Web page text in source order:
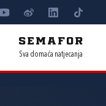
SEMAFOR
Sva domaća natjecanja